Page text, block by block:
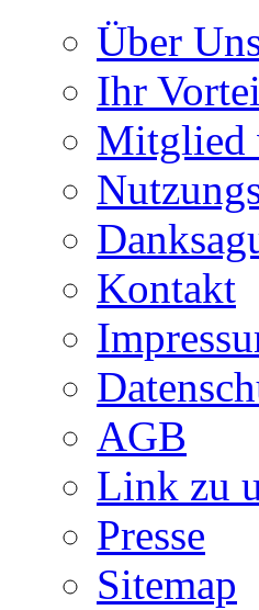
Über
Ihr
Mitglied
Kontakt
AGB
Link zu
Presse
Sitemap